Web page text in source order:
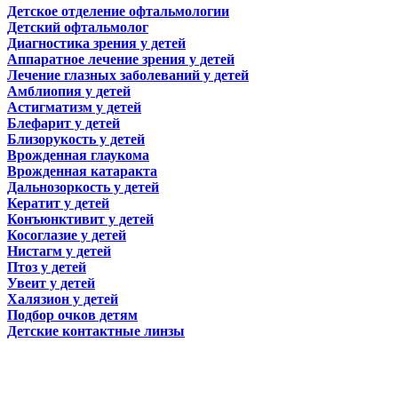
Детское отделение офтальмологии
Детский офтальмолог
Диагностика зрения у детей
Аппаратное лечение зрения у детей
Лечение глазных заболеваний у детей
Амблиопия у детей
Астигматизм у детей
Блефарит у детей
Близорукость у детей
Врожденная глаукома
Врожденная катаракта
Дальнозоркость у детей
Кератит у детей
Конъюнктивит у детей
Косоглазие у детей
Нистагм у детей
Птоз у детей
Увеит у детей
Халязион у детей
Подбор очков детям
Детские контактные линзы